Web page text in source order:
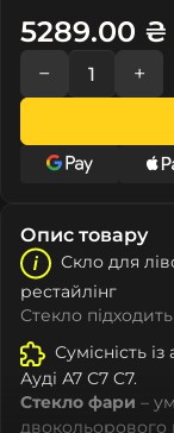
5289.00 ₴
− +
Опис товару
Скло для
рестайлінг
Стекло
Сумісність із
Ауді А7 С7 C7.
Стекло фари –
двокольорового